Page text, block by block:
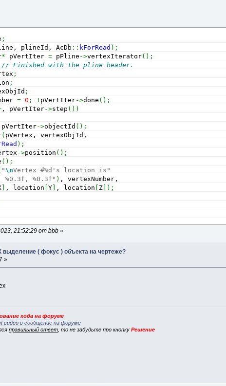
;
plineId, AcDb :: kForRead ) ;
* pVertIter = pPline ->vertexIterator( ) ;
// Finished with the pline header.
;
;
;
= 0 ; ! pVertIter->done ( ) ;
, pVertIter->step ( ) )
pVertIter->objectId ( ) ;
( pVertex, vertexObjId,
) ;
->position ( ) ;
( ) ;
"\nVertex #%d's location is"
%0.3f" ) , vertexNumber,
, location [Y , location Z ) ;
21:52:29 от bbb »
выделение ( фокус ) объекта на чертеже?
»
кода на форуме
видео в сообщение на форуме
правильный ответ , то не забудьте про кнопкуРешение